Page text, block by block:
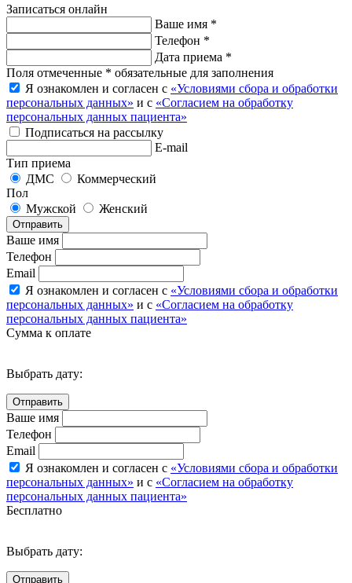
Записаться онлайн
Ваше имя *
Телефон *
Дата приема *
Поля отмеченные * обязательные для заполнения
Я ознакомлен и согласен с «Условиями сбора и обработки
персональных данных» и с «Согласием на обработку
персональных данных пациента»
Подписаться на рассылку
E-mail
Тип приема
ДМС
Коммерческий
Пол
Мужской
Женский
Отправить
Ваше имя
Телефон
Email
Я ознакомлен и согласен с «Условиями сбора и обработки
персональных данных» и с «Согласием на обработку
персональных данных пациента»
Сумма к оплате
Выбрать дату:
Ваше имя
Телефон
Email
Я ознакомлен и согласен с «Условиями сбора и обработки
персональных данных» и с «Согласием на обработку
персональных данных пациента»
Бесплатно
Выбрать дату: